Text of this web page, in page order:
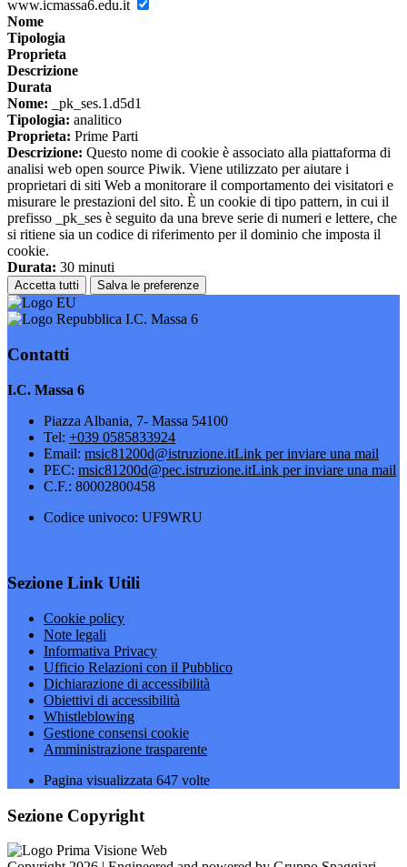
www.icmassa6.edu.it
Nome
Tipologia
Proprieta
Descrizione
Durata
Nome: _pk_ses.1.d5d1
Tipologia: analitico
Proprieta: Prime Parti
Descrizione: Questo nome di cookie è associato alla piattaforma di
analisi web open source Piwik. Viene utilizzato per aiutare i
proprietari di siti Web a monitorare il comportamento dei visitatori e
misurare le prestazioni del sito. È un cookie di tipo pattern, in cui il
prefisso _pk_ses è seguito da una breve serie di numeri e lettere, che
si ritiene sia un codice di riferimento per il dominio che imposta il
cookie.
Durata: 30 minuti
Accetta tutti Salva le preferenze
I.C. Massa 6
Contatti
I.C. Massa 6
Piazza Albania, 7- Massa 54100
Tel: +039 0585833924
Email: msic81200d@istruzione.itLink per inviare una mail
PEC: msic81200d@pec.istruzione.itLink per inviare una mail
C.F.: 80002800458
Codice univoco: UF9WRU
Sezione Link Utili
Cookie policy
Note legali
Informativa Privacy
Ufficio Relazioni con il Pubblico
Dichiarazione di accessibilità
Obiettivi di accessibilità
Whistleblowing
Gestione consensi cookie
Amministrazione trasparente
Pagina visualizzata 647 volte
Sezione Copyright